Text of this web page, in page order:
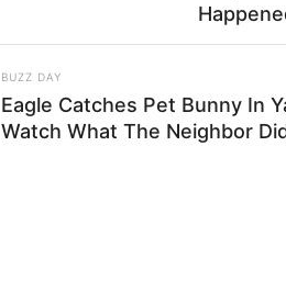
BUZZ DAY
Eagle Catches Pet Bunny In
Watch What The Neighbor